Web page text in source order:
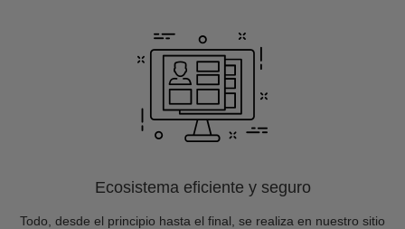
Ecosistema eficiente y seguro
Todo, desde el principio hasta el final, se realiza en nuestro sitio